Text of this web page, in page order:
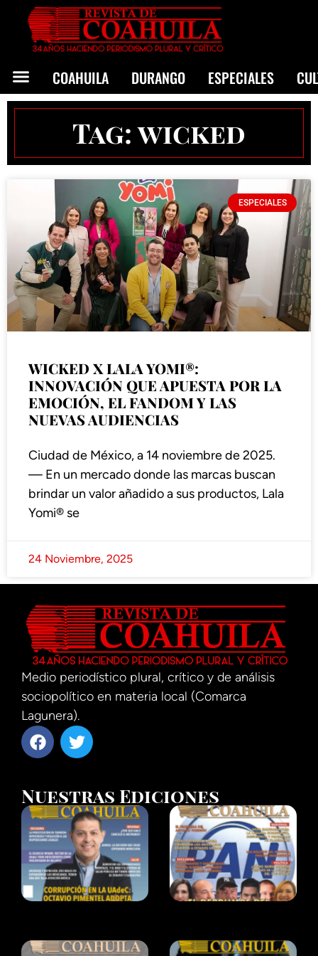
COAHUILA DURANGO ESPECIALES
Tag: wicked
ESPECIALES
WICKED X LALA YOMI®:
INNOVACIÓN QUE APUESTA POR LA
EMOCIÓN, EL FANDOM Y LAS
NUEVAS AUDIENCIAS
Ciudad de México, a 14 noviembre de 2025.
— En un mercado donde las marcas buscan
brindar un valor añadido a sus productos, Lala
Yomi® se
24 Noviembre, 2025
Medio periodístico plural, crítico y de análisis
sociopolítico en materia local (Comarca
Lagunera).
Nuestras Ediciones